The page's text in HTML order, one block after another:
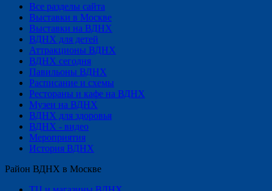
Все разделы сайта
Выставки в Москве
Выставки на ВДНХ
ВДНХ для детей
Аттракционы ВДНХ
ВДНХ сегодня
Павильоны ВДНХ
Расписание и схемы
Рестораны и кафе на ВДНХ
Музеи на ВДНХ
ВДНХ для здоровья
ВДНХ - видео
Мероприятия
История ВДНХ
Район ВДНХ в Москве